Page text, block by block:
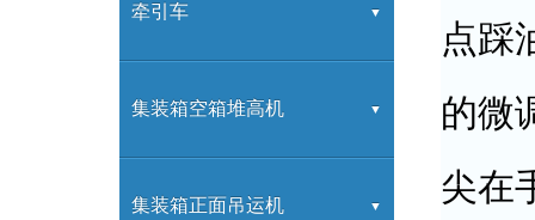
H2000系列
H3系列
高频充电机
G系列充电机
H系列
交流前移动式蓄电池叉车
交流蓄电池托盘堆垛车
蓄电池托盘搬运车
牵引车
电动牵引车
电动搬运车
集装箱空箱堆高机
2-8层堆高机
集装箱正面吊运机
点踩
的微
尖在